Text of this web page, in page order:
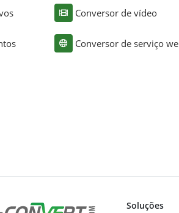
Conversor de vídeo
Conversor de serviço
Soluções